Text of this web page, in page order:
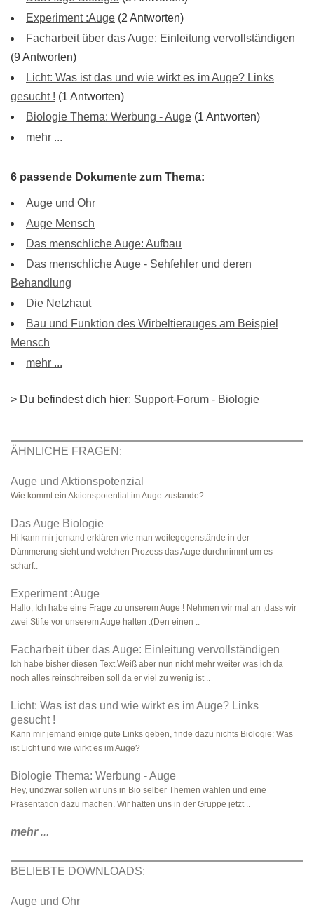
Experiment :Auge (2 Antworten)
Facharbeit über das Auge: Einleitung vervollständigen
(9 Antworten)
Licht: Was ist das und wie wirkt es im Auge? Links
gesucht ! (1 Antworten)
Biologie Thema: Werbung - Auge (1 Antworten)
mehr ...
6 passende Dokumente zum Thema:
Auge und Ohr
Auge Mensch
Das menschliche Auge: Aufbau
Das menschliche Auge - Sehfehler und deren
Behandlung
Die Netzhaut
Bau und Funktion des Wirbeltierauges am Beispiel
Mensch
mehr ...
> Du befindest dich hier: Support-Forum - Biologie
ÄHNLICHE FRAGEN:
Auge und Aktionspotenzial
Wie kommt ein Aktionspotential im Auge zustande?
Das Auge Biologie
Hi kann mir jemand erklären wie man weitegegenstände in der
Dämmerung sieht und welchen Prozess das Auge durchnimmt um es
scharf..
Experiment :Auge
Hallo, Ich habe eine Frage zu unserem Auge ! Nehmen wir mal an ,dass wir
zwei Stifte vor unserem Auge halten .(Den einen ..
Facharbeit über das Auge: Einleitung vervollständigen
Ich habe bisher diesen Text.Weiß aber nun nicht mehr weiter was ich da
noch alles reinschreiben soll da er viel zu wenig ist ..
Licht: Was ist das und wie wirkt es im Auge? Links
gesucht !
Kann mir jemand einige gute Links geben, finde dazu nichts Biologie: Was
ist Licht und wie wirkt es im Auge?
Biologie Thema: Werbung - Auge
Hey, undzwar sollen wir uns in Bio selber Themen wählen und eine
Präsentation dazu machen. Wir hatten uns in der Gruppe jetzt ..
mehr...
BELIEBTE DOWNLOADS:
Auge und Ohr